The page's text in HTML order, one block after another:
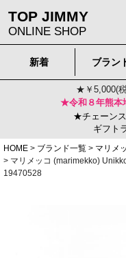
TOP JIMMY
ONLINE SHOP
新着 ブラン
★￥5,000(
★令和８年熊本
★チェーンス
ギフト
HOME
ブランド一覧 マリメ
マリメッコ (marimekko)
19470528